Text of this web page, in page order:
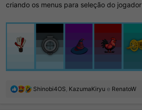
criando os menus para seleção do jogador
R
Shinobi4OS, KazumaKiryu e RenatoW